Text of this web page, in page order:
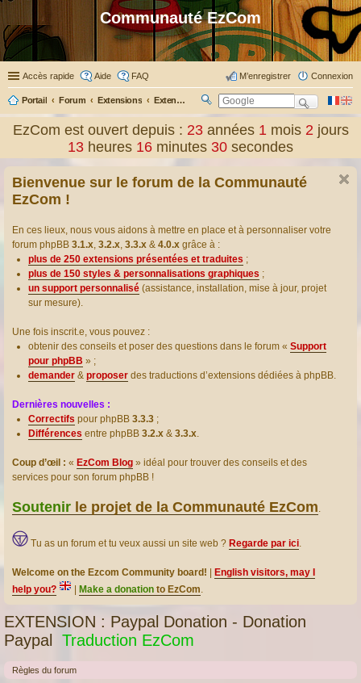
Communauté EzCom
Accès rapide Aide FAQ Connexion
M’enregistrer
Portail Forum Extensions Extensions présentées & traduites
ec
er
EzCom est ouvert depuis : 23 années1 mois2 jours
13 heures 16 minutes 31 secondes
Bienvenue sur le forum de la Communauté
EzCom !
En ces lieux, nous vous aidons à mettre en place et à personnaliser votre
forum phpBB 3.1.x, 3.2.x, 3.3.x & 4.0.x grâce à :
plus de 250 extensions présentées et traduites ;
plus de 150 styles & personnalisations graphiques ;
un support personnalisé (assistance, installation, mise à jour, projet
sur mesure).
Une fois inscrit.e, vous pouvez :
obtenir des conseils et poser des questions dans le forum « Support
pour phpBB » ;
demander & proposer des traductions d’extensions dédiées à phpBB.
Dernières nouvelles :
Correctifs pour phpBB 3.3.3 ;
Différences entre phpBB 3.2.x & 3.3.x.
Coup d’œil : « EzCom Blog » idéal pour trouver des conseils et des
services pour son forum phpBB !
Soutenir le projet de la Communauté EzCom.
Tu as un forum et tu veux aussi un site web ? Regarde par ici.
Welcome on the Ezcom Community board!
English visitors, may I
help you?
Make a donation to EzCom.
EXTENSION : Paypal Donation - Donation
Paypal
Traduction EzCom
Règles du forum